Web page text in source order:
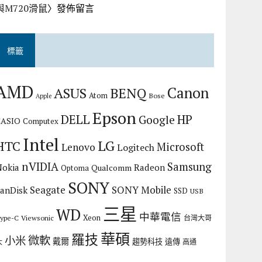
M720滑鼠〉發佈留言
標籤
Apple ASUS Atom BENQ Bose Canon
Computex DELLEpson Google HP
Intel Lenovo LGLogitechMicrosoft
nVIDIA Optoma Qualcomm Radeon Samsung
Seagate SONY SONY Mobile SSD USB
C Viewsonic WD Xeon 三星 中華電信 台灣大哥
小米微軟 戴爾 羅技華碩 趨勢科技 遠傳 高通